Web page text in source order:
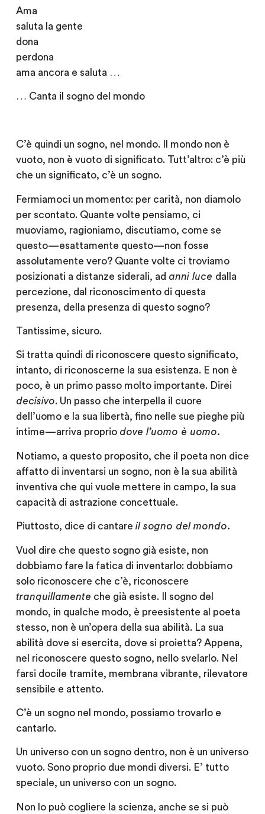
Ama
saluta la gente
dona
perdona
ama ancora e saluta …
… Canta il sogno del mondo
C’è quindi un sogno, nel mondo. Il mondo non è
vuoto, non è vuoto di significato. Tutt’altro: c’è più
che un significato, c’è un sogno.
Fermiamoci un momento: per carità, non diamolo
per scontato. Quante volte pensiamo, ci
muoviamo, ragioniamo, discutiamo, come se
questo — esattamente questo — non fosse
assolutamente vero? Quante volte ci troviamo
posizionati a distanze siderali, ad anni luce dalla
percezione, dal riconoscimento di questa
presenza, della presenza di questo sogno?
Tantissime, sicuro.
Si tratta quindi di riconoscere questo significato,
intanto, di riconoscerne la sua esistenza. E non è
poco, è un primo passo molto importante. Direi
decisivo. Un passo che interpella il cuore
dell’uomo e la sua libertà, fino nelle sue pieghe più
intime — arriva proprio dove l’uomo è uomo.
Notiamo, a questo proposito, che il poeta non dice
affatto di inventarsi un sogno, non è la sua abilità
inventiva che qui vuole mettere in campo, la sua
capacità di astrazione concettuale.
Piuttosto, dice di cantare il sogno del mondo.
Vuol dire che questo sogno già esiste, non
dobbiamo fare la fatica di inventarlo: dobbiamo
solo riconoscere che c’è, riconoscere
tranquillamente che già esiste. Il sogno del
mondo, in qualche modo, è preesistente al poeta
stesso, non è un’opera della sua abilità. La sua
abilità dove si esercita, dove si proietta? Appena,
nel riconoscere questo sogno, nello svelarlo. Nel
farsi docile tramite, membrana vibrante, rilevatore
sensibile e attento.
C’è un sogno nel mondo, possiamo trovarlo e
cantarlo.
Un universo con un sogno dentro, non è un universo
vuoto. Sono proprio due mondi diversi. E’ tutto
speciale, un universo con un sogno.
Non lo può cogliere la scienza, anche se si può